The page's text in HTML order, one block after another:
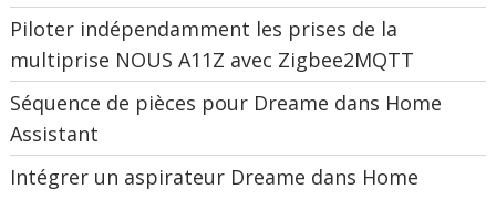
Piloter indépendamment les prises de la
multiprise NOUS A11Z avec Zigbee2MQTT
Séquence de pièces pour Dreame dans Home
Assistant
Intégrer un aspirateur Dreame dans Home